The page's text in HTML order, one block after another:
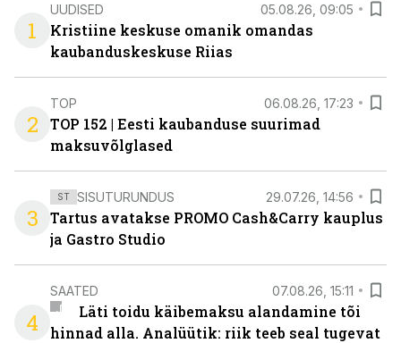
1
UUDISED 05.08.26, 09:05
Kristiine keskuse omanik omandas
kaubanduskeskuse Riias
2
TOP 06.08.26, 17:23
TOP 152 | Eesti kaubanduse suurimad
maksuvõlglased
3
ST SISUTURUNDUS 29.07.26, 14:56
Tartus avatakse PROMO Cash&Carry kauplus
ja Gastro Studio
4
SAATED 07.08.26, 15:11
Läti toidu käibemaksu alandamine tõi
hinnad alla. Analüütik: riik teeb seal tugevat